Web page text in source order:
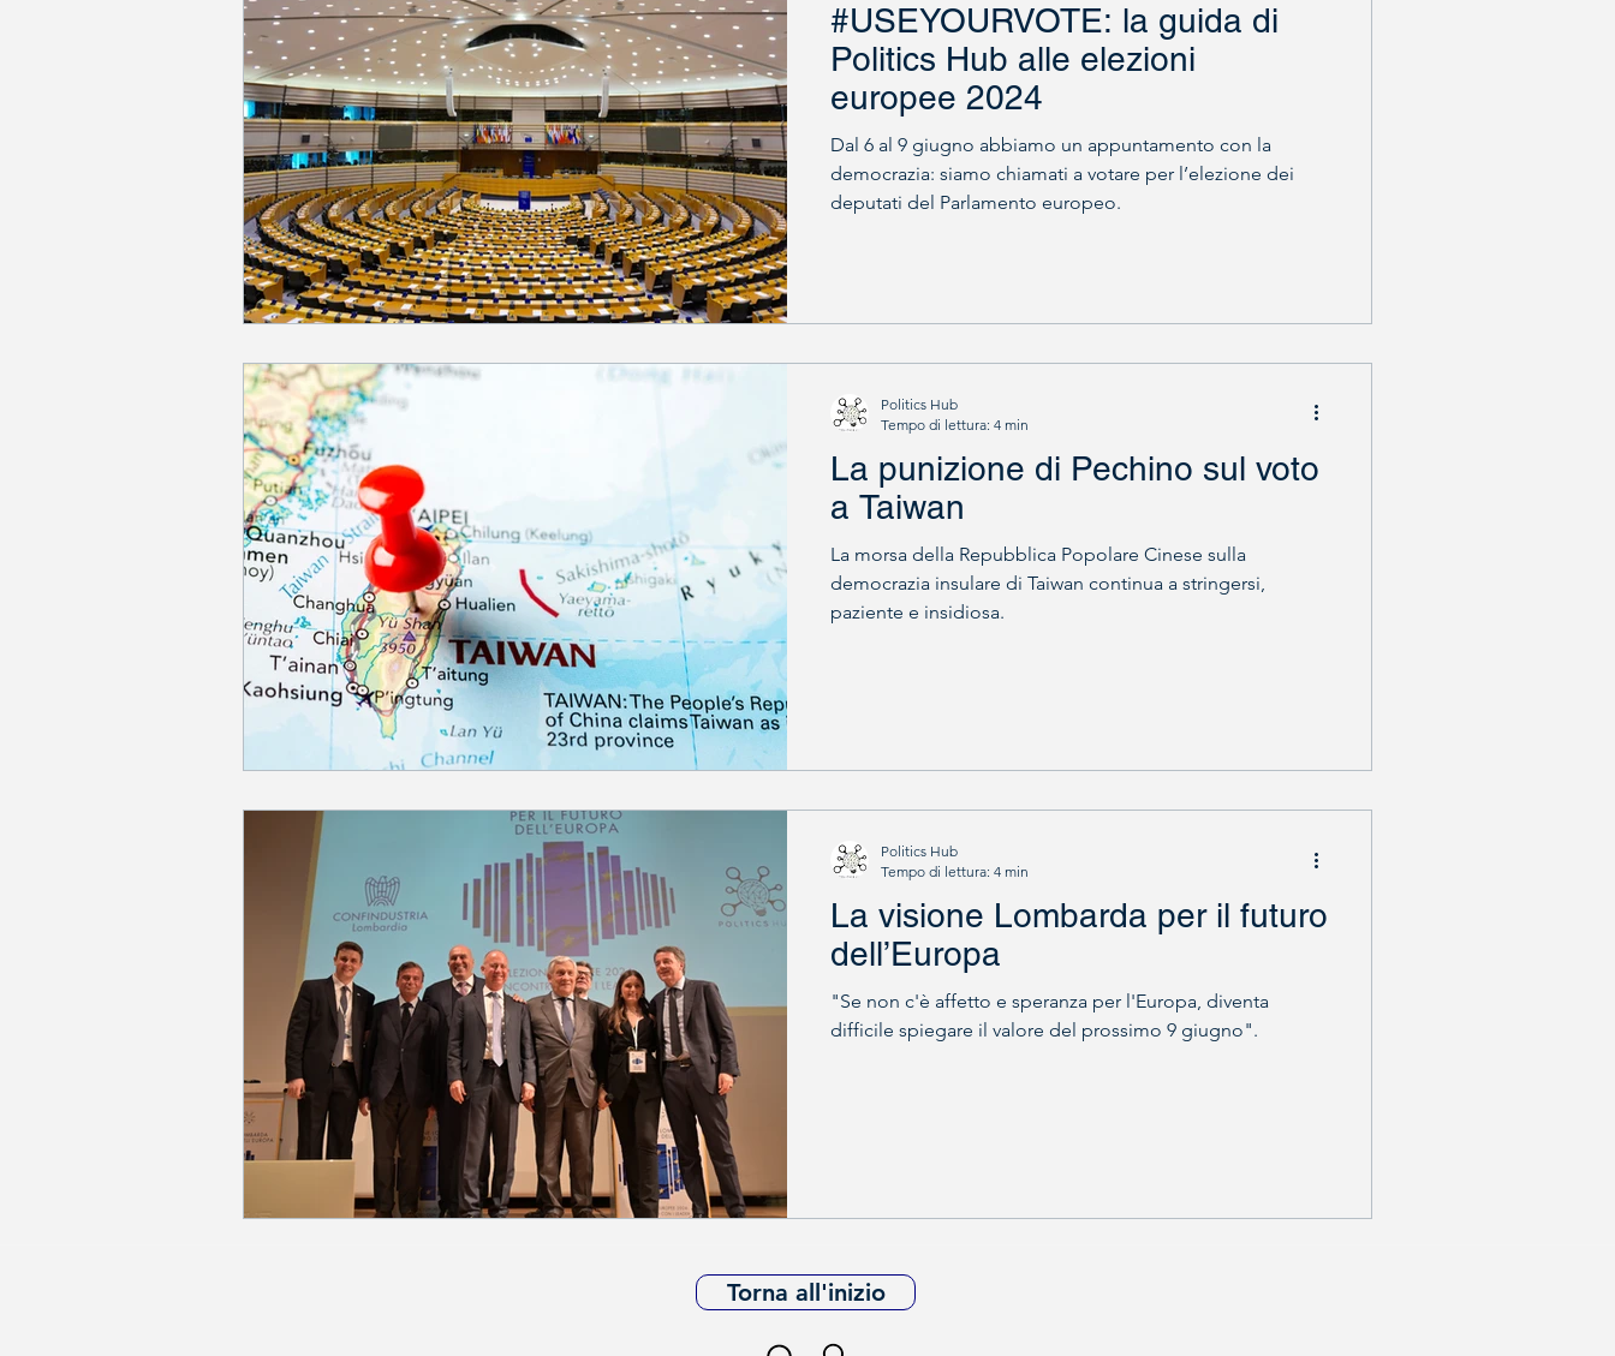
#USEYOURVOTE: la guida di
Politics Hub alle elezioni
europee 2024
Dal 6 al 9 giugno abbiamo un appuntamento con la
democrazia: siamo chiamati a votare per l’elezione dei
deputati del Parlamento europeo.
La punizione di Pechino sul voto
a Taiwan
La morsa della Repubblica Popolare Cinese sulla
democrazia insulare di Taiwan continua a stringersi,
paziente e insidiosa.
Politics Hub
Tempo di lettura: 4 min
La visione Lombarda per il futuro
dell’Europa
"Se non c'è affetto e speranza per l'Europa, diventa
difficile spiegare il valore del prossimo 9 giugno".
Politics Hub
Tempo di lettura: 4 min
Torna all'inizio